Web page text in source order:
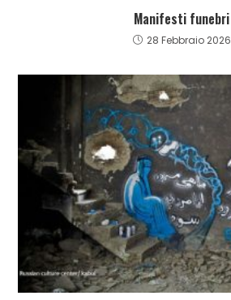
Manifesti funebri
28 Febbraio 2026